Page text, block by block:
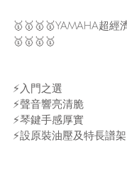
🥇🥇🥇🥇YAMAHA超經
🥇🥇🥇🥇
⚡️入門之選
⚡️聲音響亮清脆
⚡️琴鍵手感厚實
⚡️設原裝油壓及特長譜架